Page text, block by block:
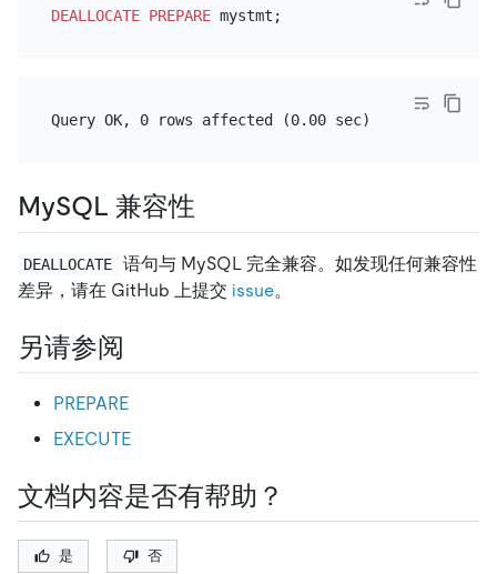
DEALLOCATE PREPARE
MySQL 兼容性
DEALLOCATE
语句与 MySQL 完全兼容。如发现任何兼容性
差异，请在 GitHub 上提交 issue。
另请参阅
PREPARE
EXECUTE
文档内容是否有帮助？
是 否